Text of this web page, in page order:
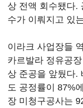
상 전액 회수됐다.
수가 이뤄지고 있
이라크 사업장들
카르발라 정유공
상 준공을 앞뒀다.
도 공정률이 87%
장 미청구공사는